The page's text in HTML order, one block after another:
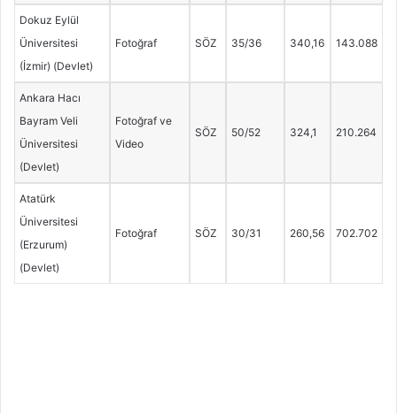
Dokuz Eylül
Üniversitesi
(İzmir) (Devlet)
Fotoğraf SÖZ 35/36 340,16 143.088
Ankara Hacı
Bayram Veli
Üniversitesi
(Devlet)
Fotoğraf ve
Video
SÖZ 50/52 324,1 210.264
Atatürk
Üniversitesi
(Erzurum)
(Devlet)
Fotoğraf SÖZ 30/31 260,56 702.702